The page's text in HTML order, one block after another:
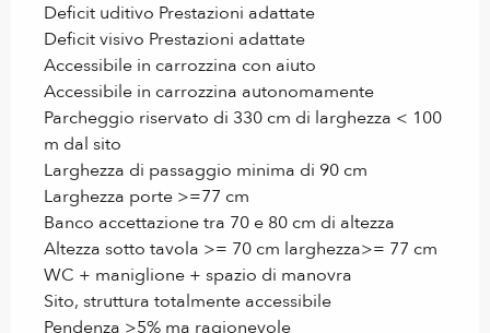
Deficit uditivo Prestazioni adattate
Deficit visivo Prestazioni adattate
Accessibile in carrozzina con aiuto
Accessibile in carrozzina autonomamente
Parcheggio riservato di 330 cm di larghezza < 100
m dal sito
Larghezza di passaggio minima di 90 cm
Larghezza porte >=77 cm
Banco accettazione tra 70 e 80 cm di altezza
Altezza sotto tavola >= 70 cm larghezza>= 77 cm
WC + maniglione + spazio di manovra
Sito, struttura totalmente accessibile
Pendenza >5% ma ragionevole